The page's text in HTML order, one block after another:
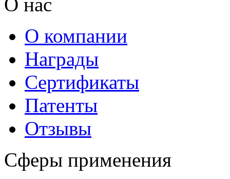
О компании
Награды
Сертификаты
Патенты
Отзывы
Сферы применения